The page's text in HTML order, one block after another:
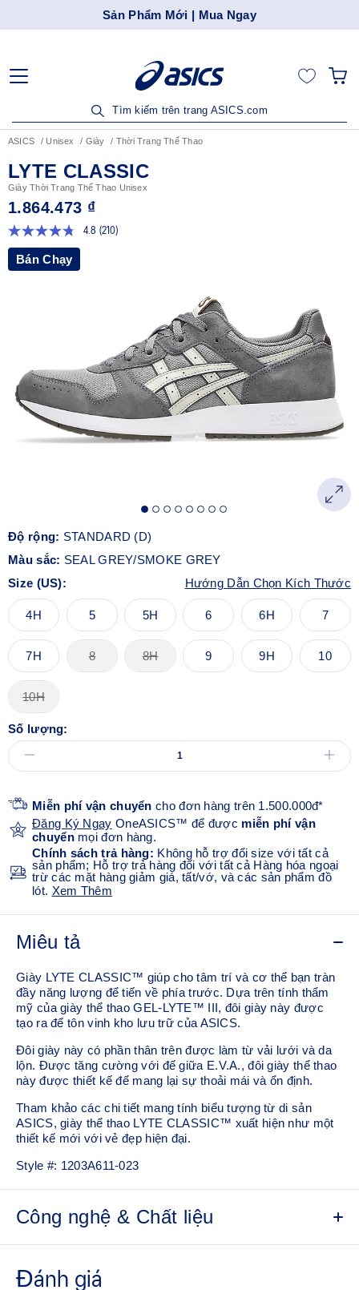
Sản Phẩm Mới | Mua Ngay
Tìm kiếm trên trang ASICS.com
ASICS Unisex Giày Thời Trang Thể Thao
LYTE CLASSIC
Giày Thời Trang Thể Thao Unisex
1.864.473 ₫
4.8 Đọc
(210)
Bán Chạy
Độ rộng: STANDARD (D)
Màu sắc: SEAL GREY/SMOKE GREY
Size (US):
Hướng Dẫn Chọn Kích Thước
4H 5 5H 6 6H 7
7H 8 8H 9 9H 10
10H
Số lượng:
Miễn phí vận chuyển cho đơn hàng trên 1.500.000đ*
Đăng Ký Ngay OneASICS™ để được miễn phí vận
chuyểnmọi đơn hàng.
Chính sách trả hàng: Không hỗ trợ đổi size với tất cả
sản phẩm; Hỗ trợ trả hàng đối với tất cả Hàng hóa ngoại
trừ các mặt hàng giảm giá, tất/vớ, và các sản phẩm đồ
lót. Xem Thêm
Miêu tả
Giày LYTE CLASSIC™ giúp cho tâm trí và cơ thể bạn tràn
đầy năng lượng để tiến về phía trước. Dựa trên tính thẩm
mỹ của giày thể thao GEL-LYTE™ III, đôi giày này được
tạo ra để tôn vinh kho lưu trữ của ASICS.
Đôi giày này có phần thân trên được làm từ vải lưới và da
lộn. Được tăng cường với đế giữa E.V.A., đôi giày thể thao
này được thiết kế để mang lại sự thoải mái và ổn định.
Tham khảo các chi tiết mang tính biểu tượng từ di sản
ASICS, giày thể thao LYTE CLASSIC™ xuất hiện như một
thiết kế mới với vẻ đẹp hiện đại.
Style #: 1203A611-023
Công nghệ & Chất liệu
Lớp đệm EVA giúp cải thiện sự thoải mái dưới chân